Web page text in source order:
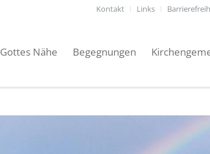
Kontakt Links
Gottes Nähe Begegnungen